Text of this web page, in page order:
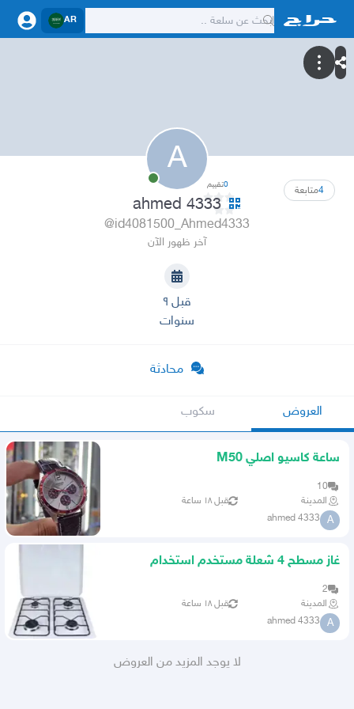
AR
A
4متابعة 0تقييم
ahmed 4333
@id4081500_Ahmed4333
آخر ظهور الآن
قبل ٩
سنوات
محادثة
العروض سكوب
ساعة كاسيو اصلي M50
10
المدينة
قبل ١٨ ساعة
A
ahmed 4333
غاز مسطح 4 شعلة مستخدم استخدام
2
المدينة
قبل ١٨ ساعة
A
ahmed 4333
لا يوجد المزيد من العروض